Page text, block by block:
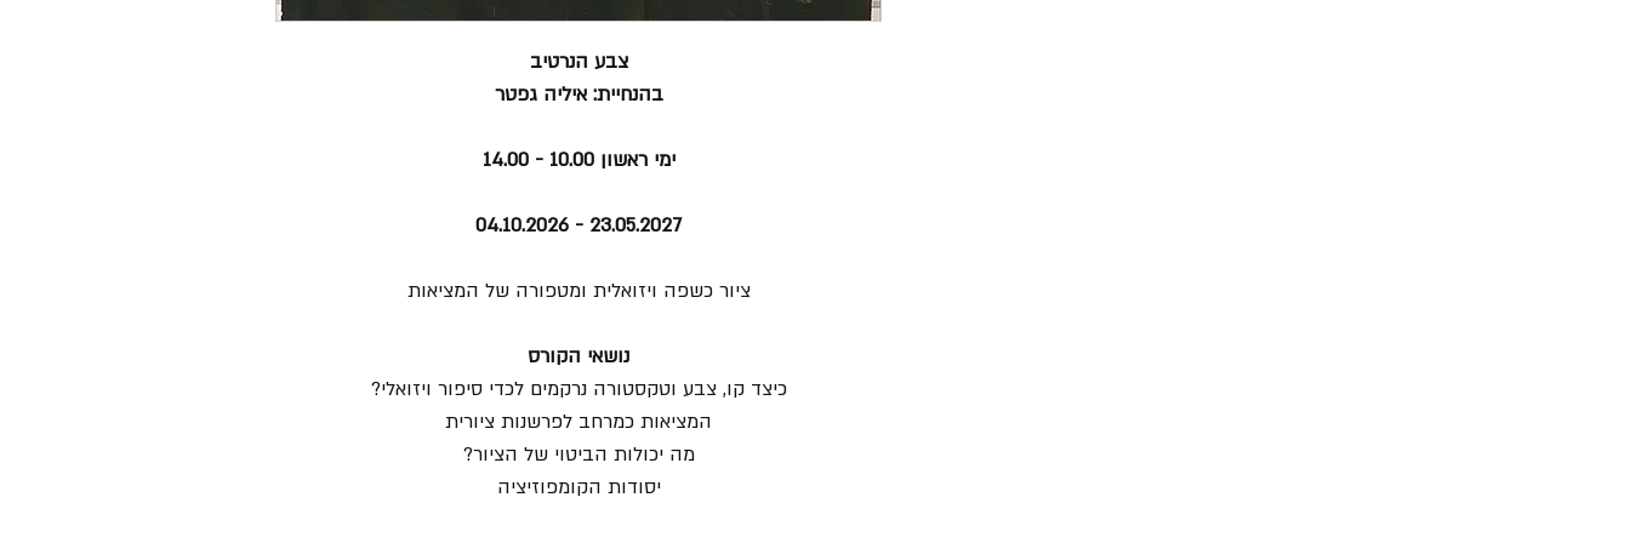
צבע הנרטיב
בהנחיית: איליה גפטר
ימי ראשון 10.00 - 14.00
23.05.2027 - 04.10.2026
ציור כשפה ויזואלית ומטפורה של המציאות
נושאי הקורס
כיצד קו, צבע וטקסטורה נרקמים לכדי סיפור ויזואלי?
המציאות כמרחב לפרשנות ציורית
מה יכולות הביטוי של הציור?
יסודות הקומפוזיציה